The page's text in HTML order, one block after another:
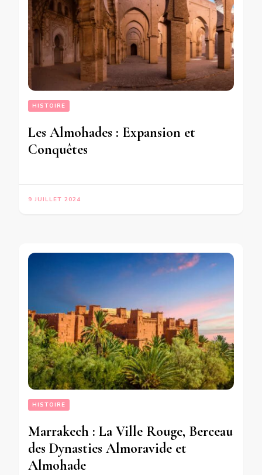
HISTOIRE
Les Almohades : Expansion et
Conquêtes
9 JUILLET 2024
HISTOIRE
Marrakech : La Ville Rouge, Berceau
des Dynasties Almoravide et
Almohade